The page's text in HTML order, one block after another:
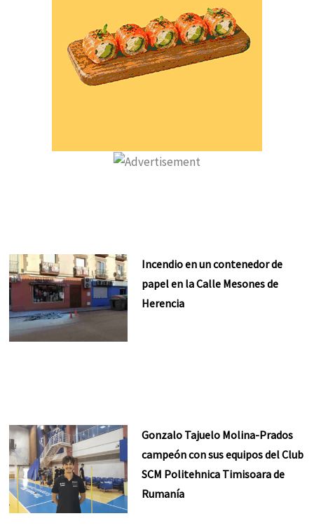
Incendio en un contenedor de
papel en la Calle Mesones de
Herencia
Gonzalo Tajuelo Molina-Prados
campeón con sus equipos del Club
SCM Politehnica Timisoara de
Rumanía